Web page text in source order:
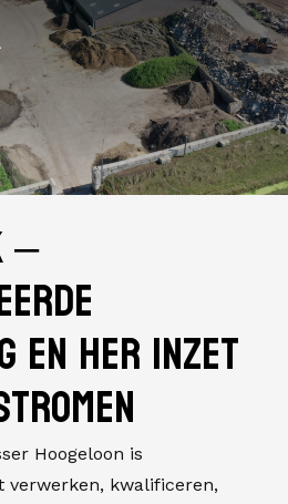
–
en her inzet
Hoogeloon is
verwerken, kwalificeren,